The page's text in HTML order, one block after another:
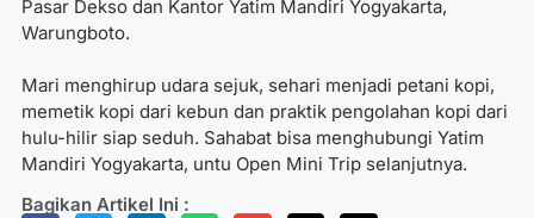
Pasar Dekso dan Kantor Yatim Mandiri Yogyakarta,
Warungboto.
Mari menghirup udara sejuk, sehari menjadi petani kopi,
memetik kopi dari kebun dan praktik pengolahan kopi dari
hulu-hilir siap seduh. Sahabat bisa menghubungi Yatim
Mandiri Yogyakarta, untu Open Mini Trip selanjutnya.
Bagikan Artikel Ini :